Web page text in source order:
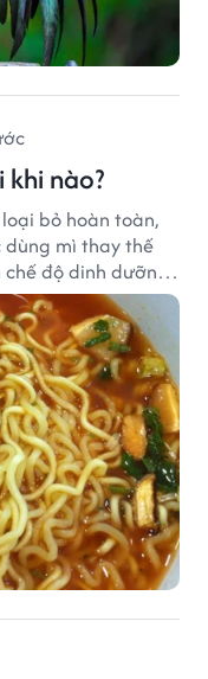
nào?
bỏ hoàn toàn,
mì thay thế
độ dinh dưỡng